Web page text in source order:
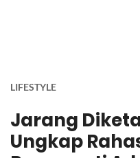
LIFESTYLE
Jarang
Ungkap